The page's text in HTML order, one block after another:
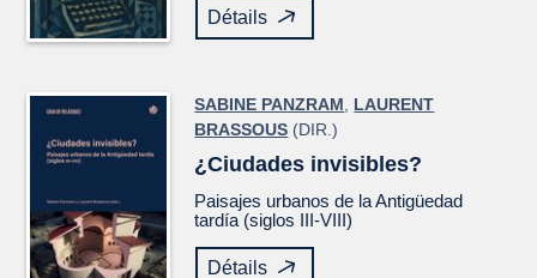
Détails
SABINE PANZRAM
LAURENT
BRASSOUS (DIR.)
¿Ciudades invisibles?
Paisajes urbanos de la Antigüedad
tardía (siglos III-VIII)
Détails